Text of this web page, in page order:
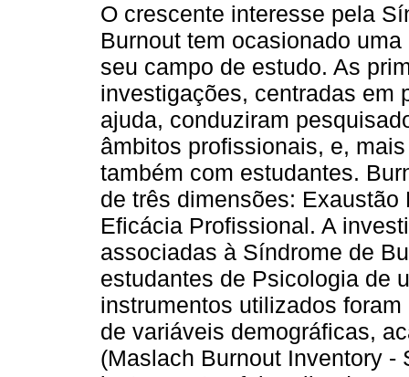
O crescente interesse pela
Burnout tem ocasionado
seu campo de estudo. As
investigações, centradas em
ajuda, conduziram
âmbitos profissionais, e,
também com estudantes.
de três dimensões:
Eficácia Profissional. A
associadas à Síndrome de
estudantes de Psicologia de
instrumentos utilizados
de variáveis demográficas,
(Maslach Burnout Inventory -